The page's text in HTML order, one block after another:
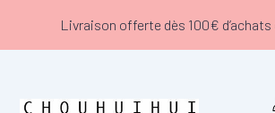
Livraison offerte dès 100€ d’achats